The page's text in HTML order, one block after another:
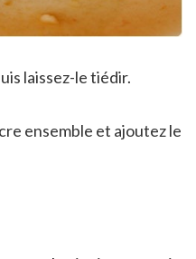
laissez-le tiédir.
ensemble et ajoutez le